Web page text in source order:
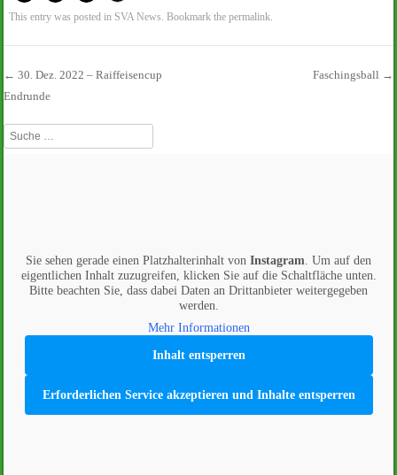
This entry was posted in SVA News . Bookmark thepermalink
Beitrags-Navigation
← 30. Dez. 2022 – Raiffeisencup
Endrunde
Faschingsball →
Suche
Sie sehen gerade einen Platzhalterinhalt von Instagram. Um auf den
eigentlichen Inhalt zuzugreifen, klicken Sie auf die Schaltfläche unten.
Bitte beachten Sie, dass dabei Daten an Drittanbieter weitergegeben
werden.
Mehr Informationen
Inhalt entsperren
Erforderlichen Service akzeptieren und Inhalte entsperren